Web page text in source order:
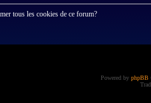
tous les cookies de ce forum?
Powered by phpBB